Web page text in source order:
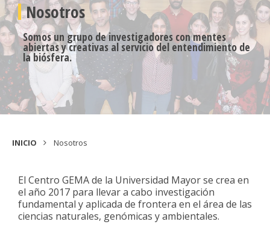
Nosotros
Somos un grupo de investigadores con mentes
abiertas y creativas al servicio del entendimiento de
la biósfera.
INICIO Nosotros
El Centro GEMA de la Universidad Mayor se crea en
el año 2017 para llevar a cabo investigación
fundamental y aplicada de frontera en el área de las
ciencias naturales, genómicas y ambientales.